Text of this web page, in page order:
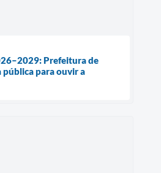
Prefeitura de
pública para ouvir a